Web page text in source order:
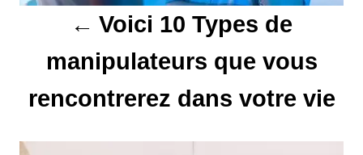
n
Voici 10 Types de
manipulateurs que vous
rencontrerez dans votre vie